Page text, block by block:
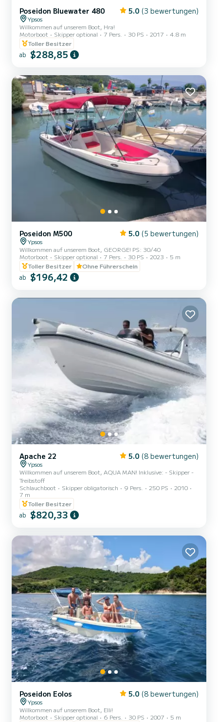
Poseidon Bluewater 480 5.0 (3 bewertungen)
Ypsos
Willkommen auf unserem Boot, Hra!
Motorboot
Skipper optional 7 Pers. 30 PS 2017
4.8 m
Toller Besitzer
ab $288,85
Poseidon M500 5.0 (5 bewertungen)
Ypsos
Willkommen auf unserem Boot, GEORGE! PS: 30/40
Motorboot
Skipper optional 7 Pers. 30 PS 2023
5 m
Toller Besitzer
Ohne Führerschein
ab $196,42
Apache 22 5.0 (8 bewertungen)
Ypsos
Willkommen auf unserem Boot, AQUA MAN! Inklusive: - Skipper -
Treibstoff
Schlauchboot
Skipper obligatorisch 9 Pers. 250 PS
2010
7 m
Toller Besitzer
ab $820,33
Poseidon Eolos 5.0 (8 bewertungen)
Ypsos
Willkommen auf unserem Boot, Elli!
Motorboot
Skipper optional 6 Pers. 30 PS 2007 5 m